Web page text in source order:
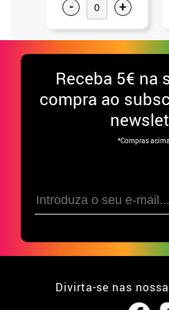
- +
Receba 5€ na
compra ao
*Compras
Divirta-se nas